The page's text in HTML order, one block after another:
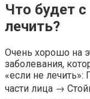
Что будет
лечить?
Очень хорошо на
заболевания,
«если не
части лица →